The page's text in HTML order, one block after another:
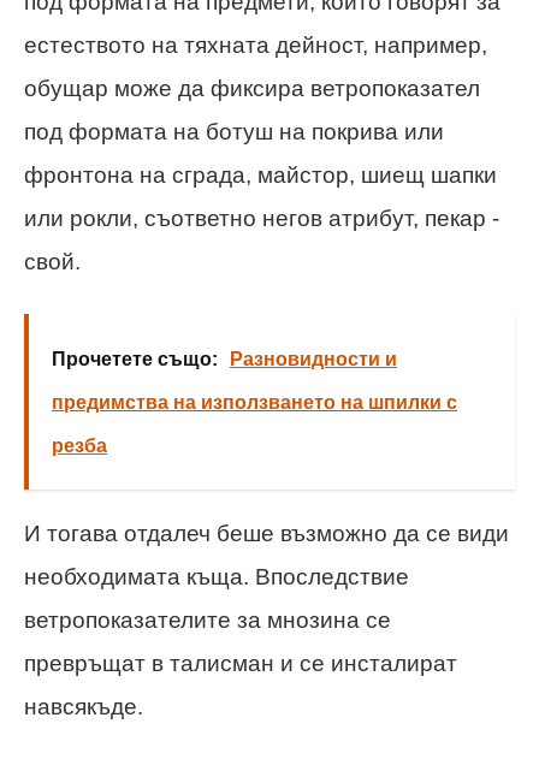
естеството на тяхната дейност, например,
обущар може да фиксира ветропоказател
под формата на ботуш на покрива или
фронтона на сграда, майстор, шиещ шапки
или рокли, съответно негов атрибут, пекар -
свой.
Прочетете също: Разновидности и
предимства на използването на шпилки с
резба
И тогава отдалеч беше възможно да се види
необходимата къща. Впоследствие
ветропоказателите за мнозина се
превръщат в талисман и се инсталират
навсякъде.